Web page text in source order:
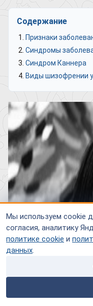
Мы используем cookie
согласия, аналитику
политике cookie и
данных.
home people
Содержание
Признаки
Синдромы
Синдром Каннера
Виды шизофрении